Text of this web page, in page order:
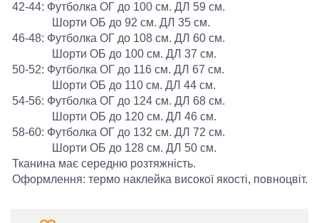
42-44: Футболка ОГ до 100 см. ДЛ 59 см.
Шорти ОБ до 92 см. ДЛ 35 см.
46-48: Футболка ОГ до 108 см. ДЛ 60 см.
Шорти ОБ до 100 см. ДЛ 37 см.
50-52: Футболка ОГ до 116 см. ДЛ 67 см.
Шорти ОБ до 110 см. ДЛ 44 см.
54-56: Футболка ОГ до 124 см. ДЛ 68 см.
Шорти ОБ до 120 см. ДЛ 46 см.
58-60: Футболка ОГ до 132 см. ДЛ 72 см.
Шорти ОБ до 128 см. ДЛ 50 см.
Тканина має середню розтяжність.
Оформлення: термо наклейка високої якості, повноцвіт.